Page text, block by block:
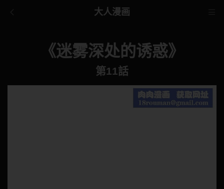
大人漫画
《迷雾深处的诱惑》
第11話